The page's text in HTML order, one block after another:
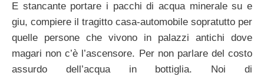
E stancante portare i pacchi di acqua minerale su e
giu, compiere il tragitto casa-automobile sopratutto per
quelle persone che vivono in palazzi antichi dove
magari non c’è l’ascensore. Per non parlare del costo
assurdo dell’acqua in bottiglia. Noi di